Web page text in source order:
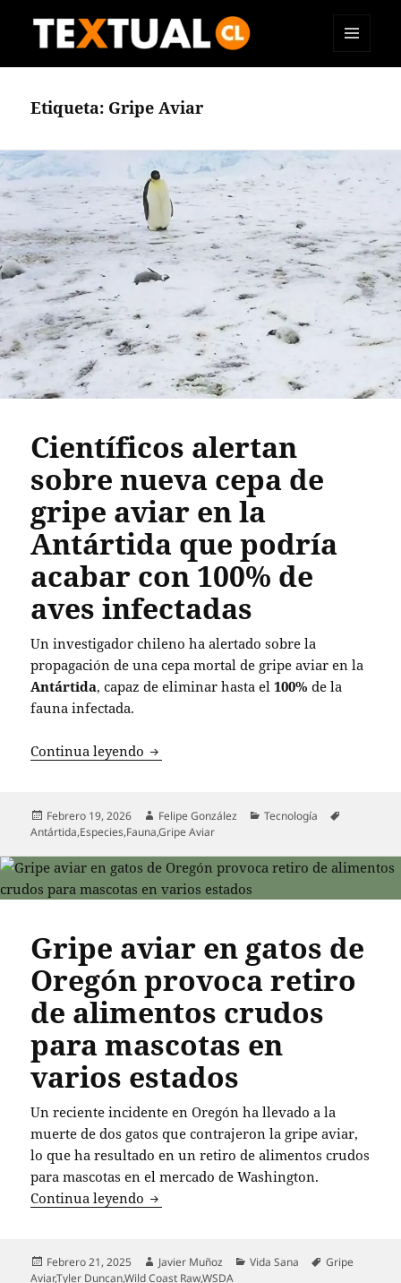
Etiqueta: Gripe Aviar
Científicos alertan
sobre nueva cepa de
gripe aviar en la
Antártida que podría
acabar con 100% de
aves infectadas
Un investigador chileno ha alertado sobre la
propagación de una cepa mortal de gripe aviar en la
Antártida, capaz de eliminar hasta el100% de la
fauna infectada.
Continua leyendo Científicos alertan sobre nueva cepa
Publicado
el
Febrero 19, 2026 Autor
Felipe González Categorías
Tecnología
Antártida,Especies,Fauna,Gripe Aviar
Gripe aviar en gatos de
Oregón provoca retiro
de alimentos crudos
para mascotas en
varios estados
Un reciente incidente en Oregón ha llevado a la
muerte de dos gatos que contrajeron la gripe aviar,
lo que ha resultado en un retiro de alimentos crudos
para mascotas en el mercado de Washington.
Continua leyendo Gripe aviar en gatos de Oregón
Publicado
el
Febrero 21, 2025 Autor
Javier Muñoz Categorías
Vida Sana Etiquetas
Gripe
Aviar,Tyler Duncan,Wild Coast Raw,WSDA